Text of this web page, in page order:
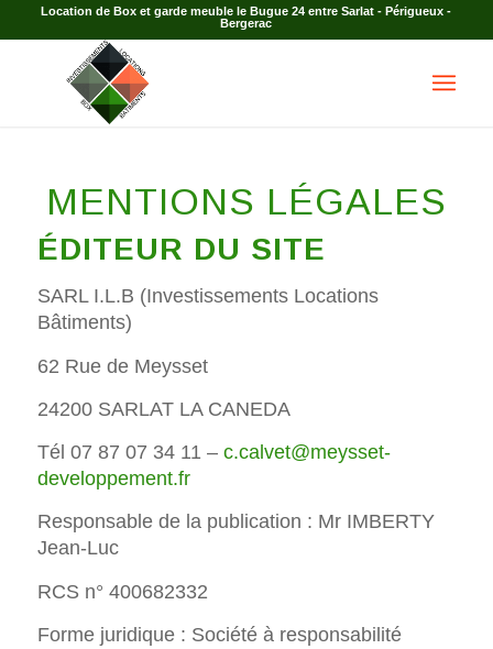
Location de Box et garde meuble le Bugue 24 entre Sarlat - Périgueux -
Bergerac
MENTIONS LÉGALES
ÉDITEUR DU SITE
SARL I.L.B (Investissements Locations
Bâtiments)
62 Rue de Meysset
24200 SARLAT LA CANEDA
Tél 07 87 07 34 11 – c.calvet@meysset-
developpement.fr
Responsable de la publication : Mr IMBERTY
Jean-Luc
RCS n° 400682332
Forme juridique : Société à responsabilité